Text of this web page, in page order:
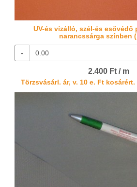
UV-és vízálló, szél-és esővédő
narancssárga színben
-
2.400 Ft / m
Törzsvásárl. ár, v. 10 e. Ft